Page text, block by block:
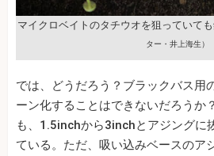
マイクロベイトのタチウオを狙っていて
ター・井上海生）
では、どうだろう？ブラックバス用
ーン化することはできないだろうか
も、1.5inchから3inchとアジングに
ている。ただ、吸い込みベースのア